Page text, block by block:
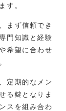
す。
まず信頼でき
門知識と経験
希望に合わせ
定期的なメン
る鍵となりま
スを組み合わ